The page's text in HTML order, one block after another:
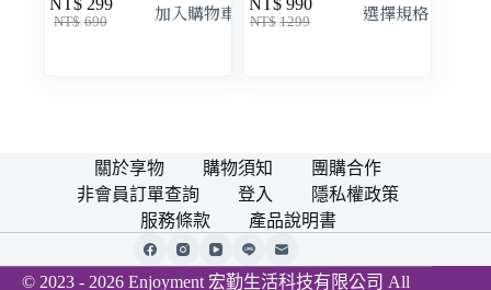
NT$ 690 加入購物車 NT$ 1299 選擇規格
關於享物 購物須知
團購合作
非會員訂單查詢
登入
隱私權政策
服務條款
產品說明書
© 2023 - 2026 Enjoyment 宏勤生活科技有限公司 All